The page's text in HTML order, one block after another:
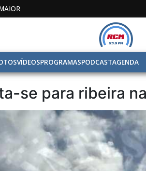
VÍDEOSPROGRAMASPODCASTAGENDA
se para ribeira